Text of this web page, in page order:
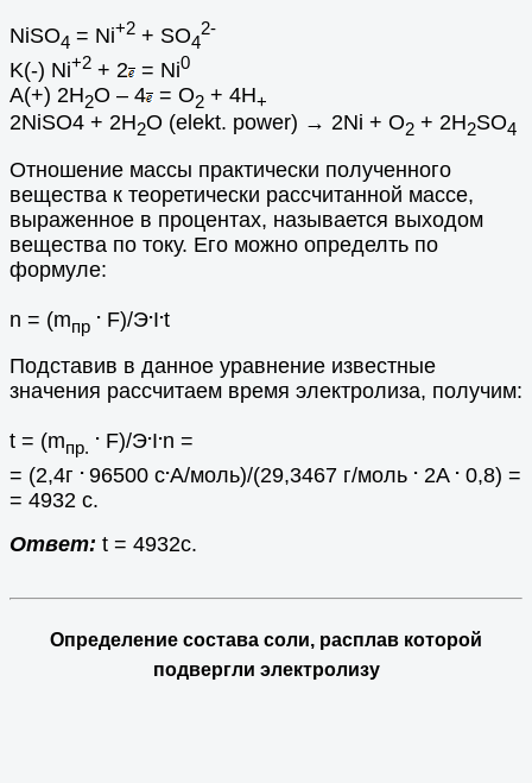
NiSO4 = Ni+2 + SO4
2-
K(-) Ni+2 + 2 = Ni0
A(+) 2H2O – 4 = O2 + 4H+
2NiSO4 + 2H2O (elekt. power) → 2Ni + O2 + 2H2SO4
Отношение массы практически полученного
вещества к теоретически рассчитанной массе,
выраженное в процентах, называется выходом
вещества по току. Его можно определть по
формуле:
n = (mпр
. F)/Э.I.t
Подставив в данное уравнение известные
значения рассчитаем время электролиза, получим:
t = (mпр.
. F)/Э.I.n =
= (2,4г . 96500 c.A/моль)/(29,3467 г/моль . 2A . 0,8) =
= 4932 c.
Ответ: t = 4932c.
Определение состава соли, расплав которой
подвергли электролизу